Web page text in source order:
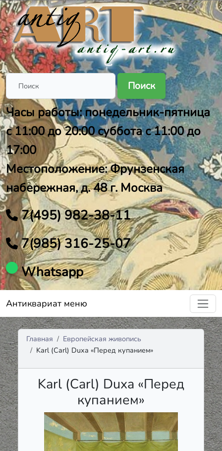
Поиск
Часы работы: понедельник-пятница
с 11:00 до 20:00 суббота с 11:00 до
17:00
Местоположение: Фрунзенская
набережная, д. 48 г. Москва
7(495) 982-38-11
7(985) 316-25-07
Whatsapp
Антиквариат меню
Главная
Европейская живопись
Karl (Carl) Duxa «Перед купанием»
Karl (Carl) Duxa «Перед
купанием»